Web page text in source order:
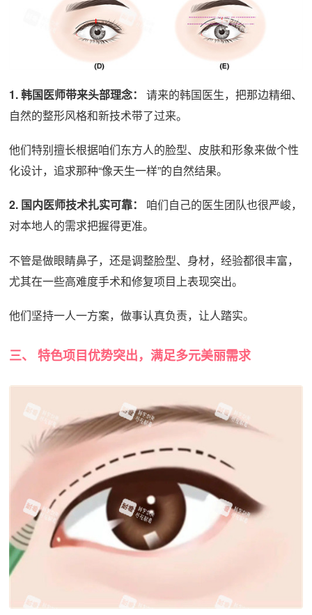
1. 韩国医师带来头部理念：
请来的韩国医生，把那边精细、
自然的整形风格和新技术带了过来。
他们特别擅长根据咱们东方人的脸型、皮肤和形象来做个性
化设计，追求那种“像天生一样”的自然结果。
2. 国内医师技术扎实可靠：
咱们自己的医生团队也很严峻，
对本地人的需求把握得更准。
不管是做眼睛鼻子，还是调整脸型、身材，经验都很丰富，
尤其在一些高难度手术和修复项目上表现突出。
他们坚持一人一方案，做事认真负责，让人踏实。
三、 特色项目优势突出，满足多元美丽需求